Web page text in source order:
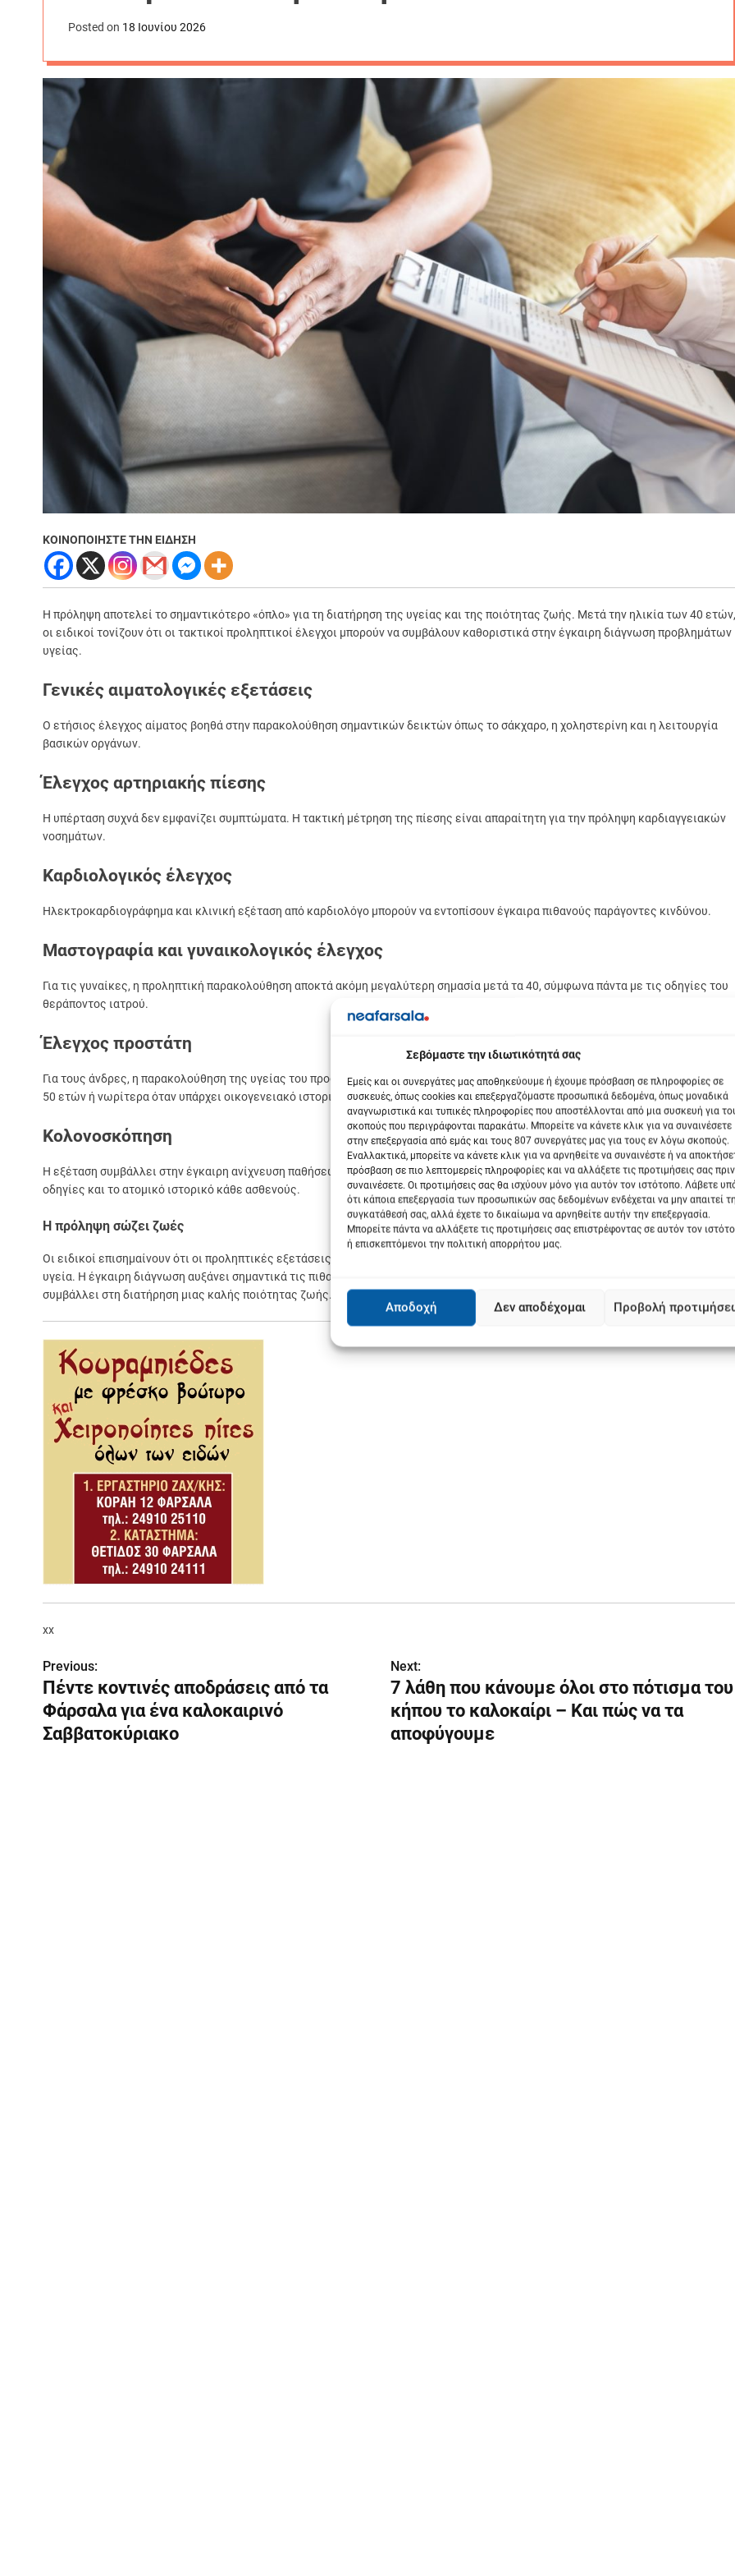
Σεβόμαστε την ιδιωτικότητά σας
Εμείς και οι συνεργάτες μας αποθηκεύουμε ή έχουμε πρόσβαση σε πληροφορίες σε
συσκευές, όπως cookies και επεξεργαζόμαστε προσωπικά δεδομένα, όπως μοναδικά
αναγνωριστικά και τυπικές πληροφορίες που αποστέλλονται από μια συσκευή για
σκοπούς που περιγράφονται παρακάτω. Μπορείτε να κάνετε κλικ για να συναινέσετε
στην επεξεργασία από εμάς και τους 807 συνεργάτες μας για τους εν λόγω σκοπούς.
Εναλλακτικά, μπορείτε να κάνετε κλικ για να αρνηθείτε να συναινέστε ή να
πρόσβαση σε πιο λεπτομερείς πληροφορίες και να αλλάξετε τις προτιμήσεις σας πριν
συναινέσετε. Οι προτιμήσεις σας θα ισχύουν μόνο για αυτόν τον ιστότοπο. Λάβετε
ότι κάποια επεξεργασία των προσωπικών σας δεδομένων ενδέχεται να μην απαιτεί
συγκατάθεσή σας, αλλά έχετε το δικαίωμα να αρνηθείτε αυτήν την επεξεργασία.
Μπορείτε πάντα να αλλάξετε τις προτιμήσεις σας επιστρέφοντας σε αυτόν τον
ή επισκεπτόμενοι την πολιτική απορρήτου μας.
Αποδοχή Δεν αποδέχομαι Προβολή
Posted on 18 Ιουνίου 2026
ΚΟΙΝΟΠΟΙΗΣΤΕ ΤΗΝ ΕΙΔΗΣΗ
Η πρόληψη αποτελεί το σημαντικότερο «όπλο» για τη διατήρηση της υγείας και της ποιότητας ζωής. Μετά την ηλικία των 40 ετών,
οι ειδικοί τονίζουν ότι οι τακτικοί προληπτικοί έλεγχοι μπορούν να συμβάλουν καθοριστικά στην έγκαιρη διάγνωση προβλημάτων
υγείας.
Γενικές αιματολογικές εξετάσεις
Ο ετήσιος έλεγχος αίματος βοηθά στην παρακολούθηση σημαντικών δεικτών όπως το σάκχαρο, η χοληστερίνη και η λειτουργία
βασικών οργάνων.
Έλεγχος αρτηριακής πίεσης
Η υπέρταση συχνά δεν εμφανίζει συμπτώματα. Η τακτική μέτρηση της πίεσης είναι απαραίτητη για την πρόληψη καρδιαγγειακών
νοσημάτων.
Καρδιολογικός έλεγχος
Ηλεκτροκαρδιογράφημα και κλινική εξέταση από καρδιολόγο μπορούν να εντοπίσουν έγκαιρα πιθανούς παράγοντες κινδύνου.
Μαστογραφία και γυναικολογικός έλεγχος
Για τις γυναίκες, η προληπτική παρακολούθηση αποκτά ακόμη μεγαλύτερη σημασία μετά τα 40, σύμφωνα πάντα με τις οδηγίες του
θεράποντος ιατρού.
Έλεγχος προστάτη
Για τους άνδρες, η παρακολούθηση της υγείας του προστάτη αποτελεί βασικό μέρος της πρόληψης, ιδιαίτερα μετά την ηλικία των
50 ετών ή νωρίτερα όταν υπάρχει οικογενειακό ιστορικό.
Κολονοσκόπηση
Η εξέταση συμβάλλει στην έγκαιρη ανίχνευση παθήσεων του παχέος εντέρου και συστήνεται σύμφωνα με τις κατευθυντήριες
οδηγίες και το ατομικό ιστορικό κάθε ασθενούς.
Η πρόληψη σώζει ζωές
Οι ειδικοί επισημαίνουν ότι οι προληπτικές εξετάσεις δεν πρέπει να αντιμετωπίζονται ως υποχρέωση αλλά ως επένδυση στην
υγεία. Η έγκαιρη διάγνωση αυξάνει σημαντικά τις πιθανότητες αποτελεσματικής αντιμετώπισης πολλών ασθενειών και
συμβάλλει στη διατήρηση μιας καλής ποιότητας ζωής.
xx
Π
λ
ο
Previous:
Πέντε κοντινές αποδράσεις από τα
Φάρσαλα για ένα καλοκαιρινό
Σαββατοκύριακο
Next:
7 λάθη που κάνουμε όλοι στο πότισμα του
κήπου το καλοκαίρι – Και πώς να τα
αποφύγουμε